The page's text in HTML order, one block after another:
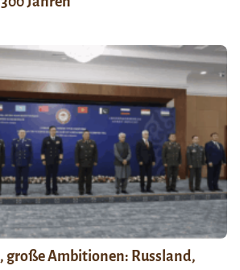
große Ambitionen: Russland,